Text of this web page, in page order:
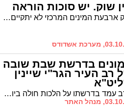
שוק. יש סוכות הוראה
שוק ארבעת המינים המרכזי לא יתקיים אך סוכות מורי ההוראה שע"י "המועצה הדתית" יתפקדו לשירות הציבור
מערכת אשדודס
בדרשת שבת שובה
רב העיר הגר"י שיינין
הרב עמד בדרשתו על הלכות חולה ביום הכיפורים וכן דיבר באגדה בנושא קרבת אלוקים
מנהל האתר